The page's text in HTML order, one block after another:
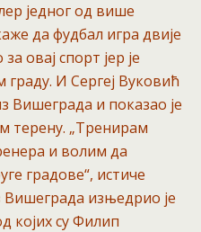
једног од више
да фудбал игра двије
овај спорт јер је
граду. И Сергеј Вуковић
Вишеграда и показао је
терену. „Тренирам
и волим да
градове“, истиче
Вишеграда изњедрио је
којих су Филип